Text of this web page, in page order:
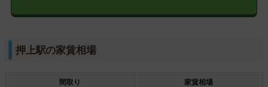
押上駅の家賃相場
間取り 家賃相場